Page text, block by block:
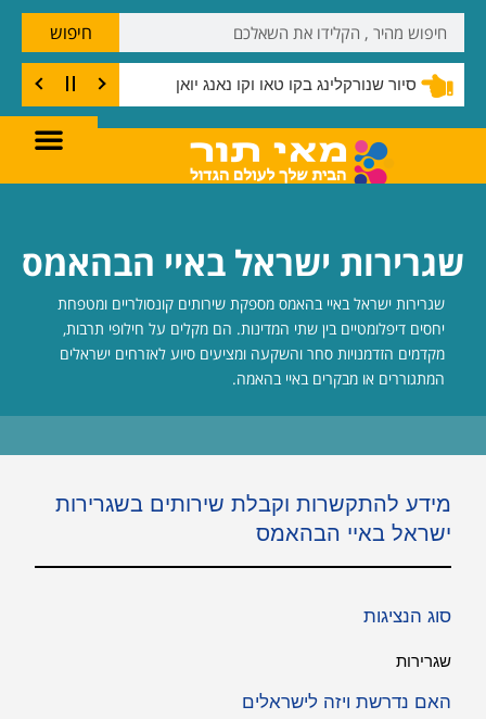
סיור שנורקלינג בקו טאו וקו נאנג יואן
חיפוש
שגרירות ישראל באיי הבהאמס
שגרירות ישראל באיי בהאמס מספקת שירותים קונסולריים ומטפחת
יחסים דיפלומטיים בין שתי המדינות. הם מקלים על חילופי תרבות,
מקדמים הזדמנויות סחר והשקעה ומציעים סיוע לאזרחים ישראלים
המתגוררים או מבקרים באיי בהאמה.
מידע להתקשרות וקבלת שירותים בשגרירות
ישראל באיי הבהאמס
סוג הנציגות
שגרירות
האם נדרשת ויזה לישראלים